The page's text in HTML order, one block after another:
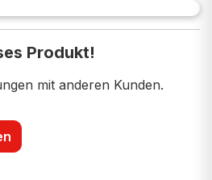
Produkt!
mit anderen Kunden.